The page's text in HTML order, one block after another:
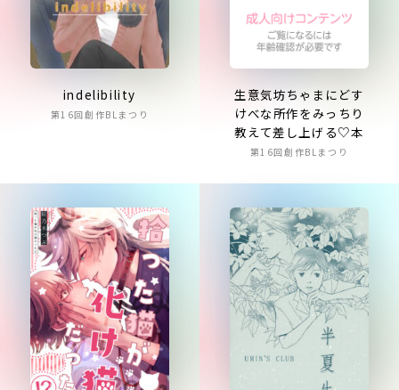
indelibility
第16回創作BLまつり
生意気坊ちゃまにどす
けべな所作をみっちり
教えて差し上げる♡本
第16回創作BLまつり